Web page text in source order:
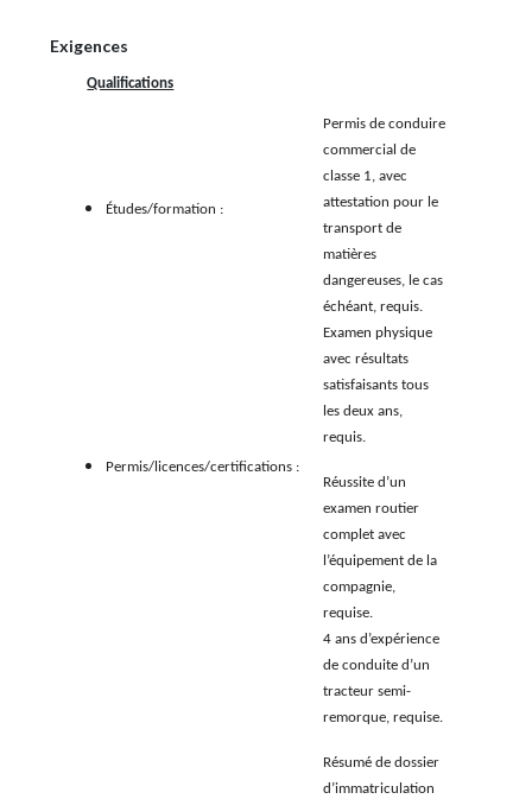
Exigences
Qualifications
Études/formation :
Permis de conduire
commercial de
classe 1, avec
attestation pour le
transport de
matières
dangereuses, le cas
échéant, requis.
Permis/licences/certifications :
Examen physique
avec résultats
satisfaisants tous
les deux ans,
requis.
Réussite d’un
examen routier
complet avec
l’équipement de la
compagnie,
requise.
4 ans d’expérience
de conduite d’un
tracteur semi-
remorque, requise.
Résumé de dossier
d’immatriculation